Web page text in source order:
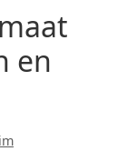
en